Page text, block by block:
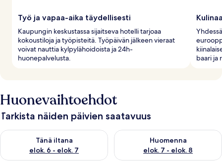
Työ ja vapaa-aika täydellisesti
Kaupungin keskustassa sijaitseva hotelli tarjoaa
kokoustiloja ja työpisteitä. Työpäivän jälkeen vieraat
voivat nauttia kylpylähoidoista ja 24h-
huonepalvelusta.
baari ja
Huonevaihtoehdot
Tarkista näiden päivien saatavuus
Tänä iltana
elok. 6 - elok. 7
Tarkista tämän illan saatavuus elok. 6 - elok. 7
Huomenna
elok. 7 - elok. 8
Tarkista huomisen saatavuus